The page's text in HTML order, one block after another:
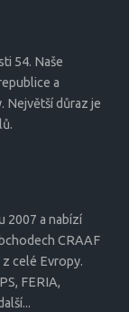
54. Naše
a
Největší důraz je
2007 a nabízí
CRAAF
celé Evropy.
FERIA,